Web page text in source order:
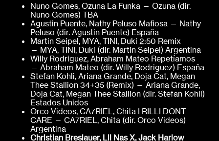
Nuno Gomes, Ozuna La Funka — Ozuna (dir.
Nuno Gomes) TBA
Agustin Puente, Nathy Peluso Mafiosa — Nathy
Peluso (dir. Agustin Puente) España
Martin Seipel, MYA, TINI, Duki 2:50 Remix
— MYA, TINI, Duki (dir. Martin Seipel) Argentina
Willy Rodriguez, Abraham Mateo Repetíamos
— Abraham Mateo (dir. Willy Rodriguez) España
Stefan Kohli, Ariana Grande, Doja Cat, Megan
Thee Stallion 34+35 (Remix) — Ariana Grande,
Doja Cat, Megan Thee Stallion (dir. Stefan Kohli)
Estados Unidos
Orco Videos, CA7RIEL, Chita I RILLI DONT
CARE — CA7RIEL, Chita (dir. Orco Videos)
Argentina
Christian Breslauer, Lil Nas X, Jack Harlow